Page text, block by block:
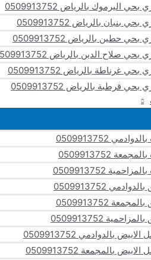
بالرياض 0509913752
بالرياض 0509913752
بالرياض 0509913752
الدين بالرياض 0509913752
بالرياض 0509913752
بالرياض 0509913752
0509913752
0509913752
0509913752
0509913752
0509913752
0509913752
بالدوادمي 0509913752
بالمجمعة 0509913752